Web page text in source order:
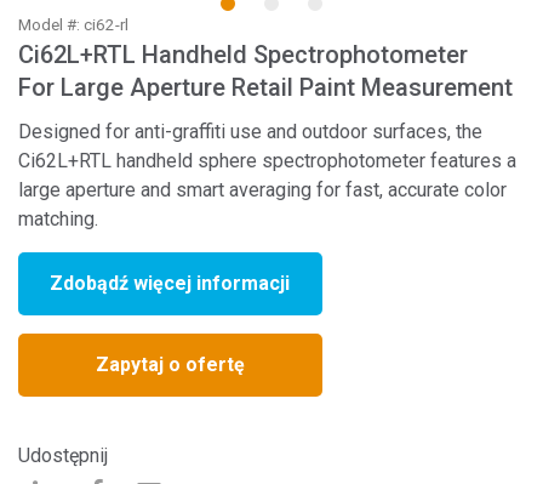
1
Model #: ci62-rl
Ci62L+RTL Handheld Spectrophotometer
For Large Aperture Retail Paint Measurement
Designed for anti-graffiti use and outdoor surfaces, the
Ci62L+RTL handheld sphere spectrophotometer features a
large aperture and smart averaging for fast, accurate color
matching.
Zdobądź więcej informacji
Zapytaj o ofertę
Udostępnij